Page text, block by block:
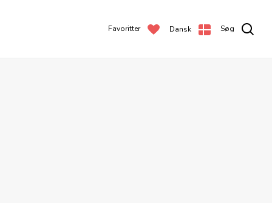
Favoritter Dansk Søg